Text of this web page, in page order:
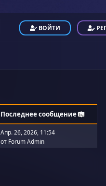
ВОЙТИ
Последнее сообщение
Апр. 26, 2026, 11:54
от Forum Admin